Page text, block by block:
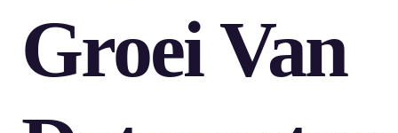
Groei Van